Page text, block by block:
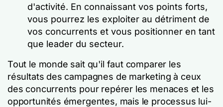
d'activité. En connaissant vos points forts,
vous pourrez les exploiter au détriment de
vos concurrents et vous positionner en tant
que leader du secteur.
Tout le monde sait qu'il faut comparer les
résultats des campagnes de marketing à ceux
des concurrents pour repérer les menaces et les
opportunités émergentes, mais le processus lui-